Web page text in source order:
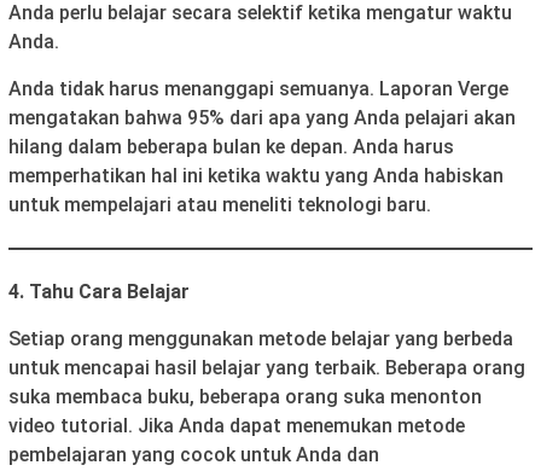
Anda perlu belajar secara selektif ketika mengatur waktu
Anda.
Anda tidak harus menanggapi semuanya. Laporan Verge
mengatakan bahwa 95% dari apa yang Anda pelajari akan
hilang dalam beberapa bulan ke depan. Anda harus
memperhatikan hal ini ketika waktu yang Anda habiskan
untuk mempelajari atau meneliti teknologi baru.
4. Tahu Cara Belajar
Setiap orang menggunakan metode belajar yang berbeda
untuk mencapai hasil belajar yang terbaik. Beberapa orang
suka membaca buku, beberapa orang suka menonton
video tutorial. Jika Anda dapat menemukan metode
pembelajaran yang cocok untuk Anda dan